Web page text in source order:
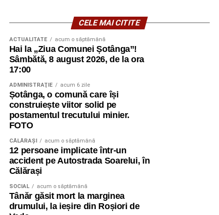
CELE MAI CITITE
ACTUALITATE acum o săptămână
Hai la „Ziua Comunei Șotânga”!
Sâmbătă, 8 august 2026, de la ora
17:00
ADMINISTRAŢIE acum 6 zile
Șotânga, o comună care își
construiește viitor solid pe
postamentul trecutului minier.
FOTO
CĂLĂRAŞI acum o săptămână
12 persoane implicate într-un
accident pe Autostrada Soarelui, în
Călărași
SOCIAL acum o săptămână
Tânăr găsit mort la marginea
drumului, la ieșire din Roșiori de